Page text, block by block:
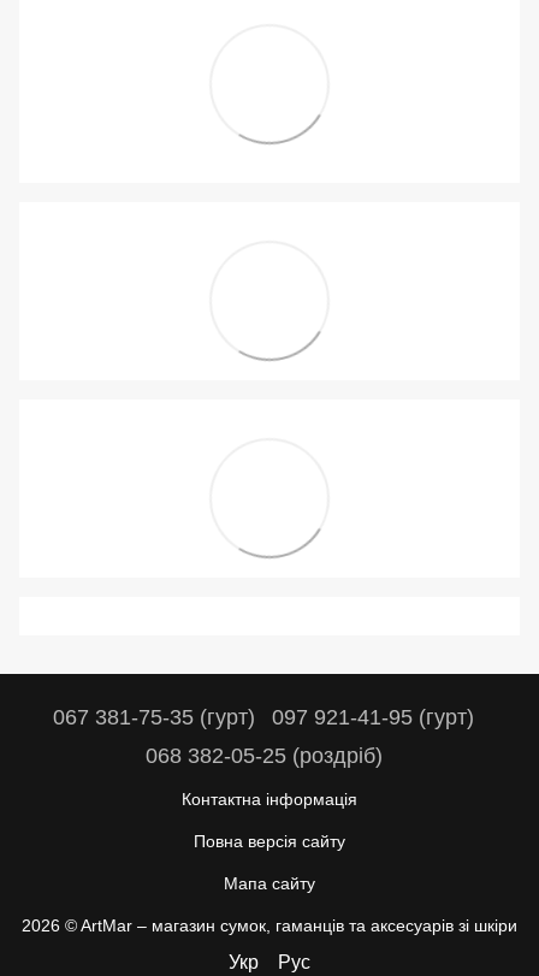
067 381-75-35 (гурт)
097 921-41-95 (гурт)
068 382-05-25 (роздріб)
Контактна інформація
Повна версія сайту
Мапа сайту
2026 © ArtMar – магазин сумок, гаманців та аксесуарів зі шкіри
Укр Рус